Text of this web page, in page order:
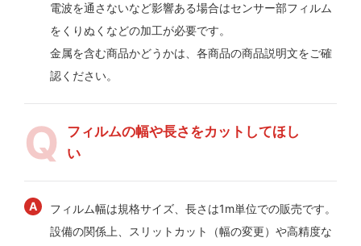
電波を通さないなど影響ある場合はセンサー部フィルム
をくりぬくなどの加工が必要です。
金属を含む商品かどうかは、各商品の商品説明文をご確
認ください。
フィルムの幅や長さをカットしてほし
い
フィルム幅は規格サイズ、長さは1m単位での販売です。
設備の関係上、スリットカット（幅の変更）や高精度な